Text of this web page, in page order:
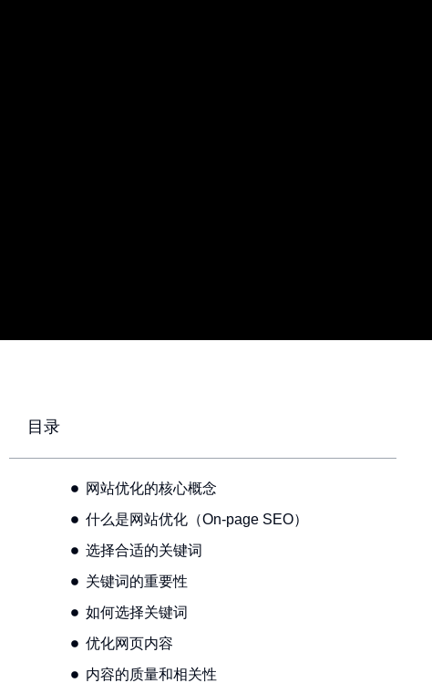
目录
网站优化的核心概念
什么是网站优化（On-page SEO）
选择合适的关键词
关键词的重要性
如何选择关键词
优化网页内容
内容的质量和相关性